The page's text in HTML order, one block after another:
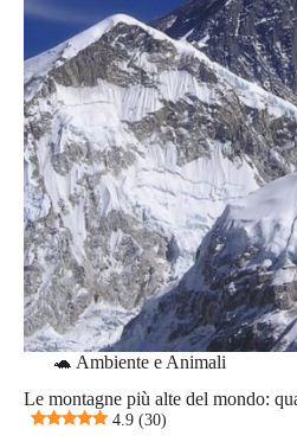
🐢 Ambiente e Animali
Le montagne più alte del mondo:
4.9 (30)